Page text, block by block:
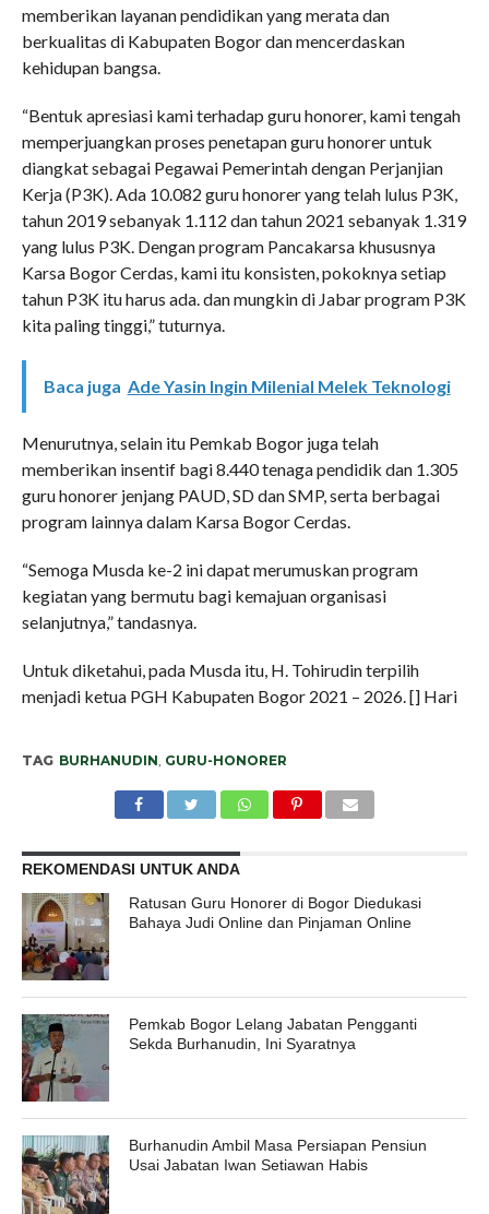
memberikan layanan pendidikan yang merata dan
berkualitas di Kabupaten Bogor dan mencerdaskan
kehidupan bangsa.
“Bentuk apresiasi kami terhadap guru honorer, kami tengah
memperjuangkan proses penetapan guru honorer untuk
diangkat sebagai Pegawai Pemerintah dengan Perjanjian
Kerja (P3K). Ada 10.082 guru honorer yang telah lulus P3K,
tahun 2019 sebanyak 1.112 dan tahun 2021 sebanyak 1.319
yang lulus P3K. Dengan program Pancakarsa khususnya
Karsa Bogor Cerdas, kami itu konsisten, pokoknya setiap
tahun P3K itu harus ada. dan mungkin di Jabar program P3K
kita paling tinggi,” tuturnya.
Baca juga Ade Yasin Ingin Milenial Melek Teknologi
Menurutnya, selain itu Pemkab Bogor juga telah
memberikan insentif bagi 8.440 tenaga pendidik dan 1.305
guru honorer jenjang PAUD, SD dan SMP, serta berbagai
program lainnya dalam Karsa Bogor Cerdas.
“Semoga Musda ke-2 ini dapat merumuskan program
kegiatan yang bermutu bagi kemajuan organisasi
selanjutnya,” tandasnya.
Untuk diketahui, pada Musda itu, H. Tohirudin terpilih
menjadi ketua PGH Kabupaten Bogor 2021 – 2026. [] Hari
TAG BURHANUDIN GURU-HONORER
REKOMENDASI UNTUK ANDA
Ratusan Guru Honorer di Bogor Diedukasi
Bahaya Judi Online dan Pinjaman Online
Pemkab Bogor Lelang Jabatan Pengganti
Sekda Burhanudin, Ini Syaratnya
Burhanudin Ambil Masa Persiapan Pensiun
Usai Jabatan Iwan Setiawan Habis